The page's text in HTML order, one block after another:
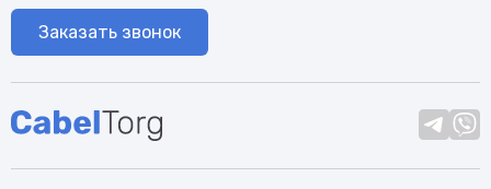
Заказать звонок